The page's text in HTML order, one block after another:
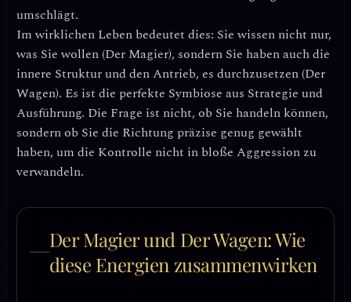
umschlägt.
Im wirklichen Leben bedeutet dies: Sie wissen nicht nur,
was Sie wollen (Der Magier), sondern Sie haben auch die
innere Struktur und den Antrieb, es durchzusetzen (Der
Wagen). Es ist die perfekte Symbiose aus Strategie und
Ausführung. Die Frage ist nicht, ob Sie handeln können,
sondern ob Sie die Richtung präzise genug gewählt
haben, um die Kontrolle nicht in bloße Aggression zu
verwandeln.
Der Magier und Der Wagen: Wie
diese Energien zusammenwirken